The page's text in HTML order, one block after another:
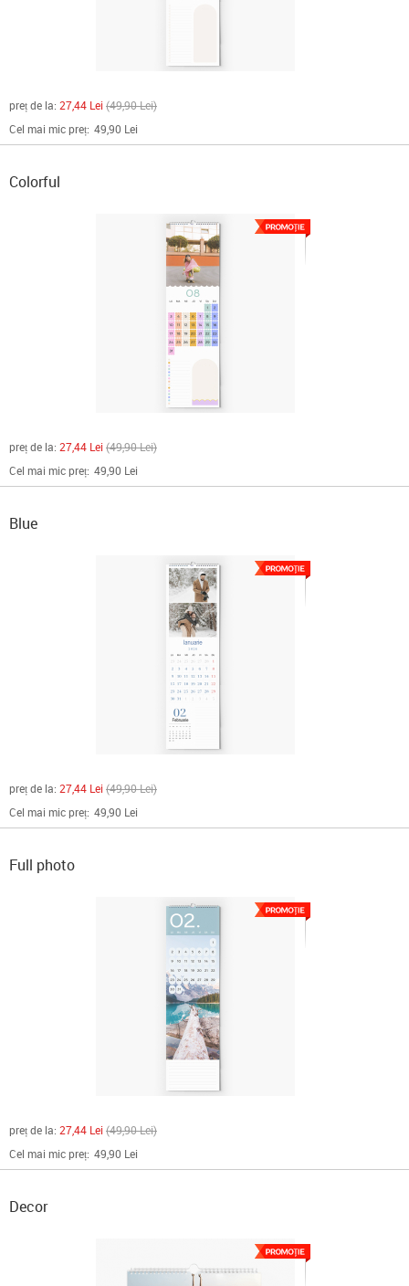
preț de la: 27,44 Lei 49,90 Lei
Cel mai mic preț: 49,90 Lei
Colorful
preț de la: 27,44 Lei 49,90 Lei
Cel mai mic preț: 49,90 Lei
Blue
preț de la: 27,44 Lei 49,90 Lei
Cel mai mic preț: 49,90 Lei
Full photo
preț de la: 27,44 Lei 49,90 Lei
Cel mai mic preț: 49,90 Lei
Decor